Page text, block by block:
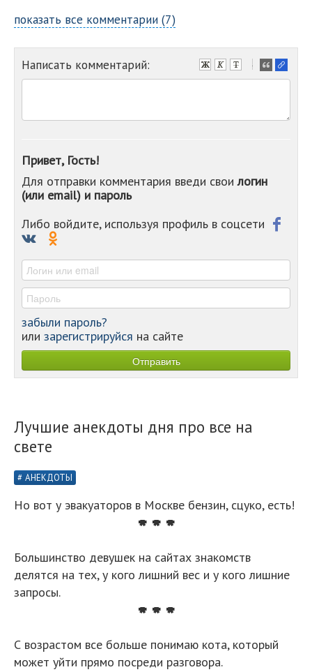
показать все комментарии (7)
Написать комментарий:
-
-
-
-
-
Привет, Гость!
Для отправки комментария введи своилогин
(или email) и пароль
Либо войдите, используя профиль в соцсети
забыли пароль?
или зарегистрируйся на сайте
Лучшие анекдоты дня про все на
свете
АНЕКДОТЫ
Но вот у эвакуаторов в Москве бензин, сцуко, есть!
* * *
Большинство девушек на сайтах знакомств
делятся на тех, у кого лишний вес и у кого лишние
запросы.
* * *
С возрастом все больше понимаю кота, который
может уйти прямо посреди разговора.